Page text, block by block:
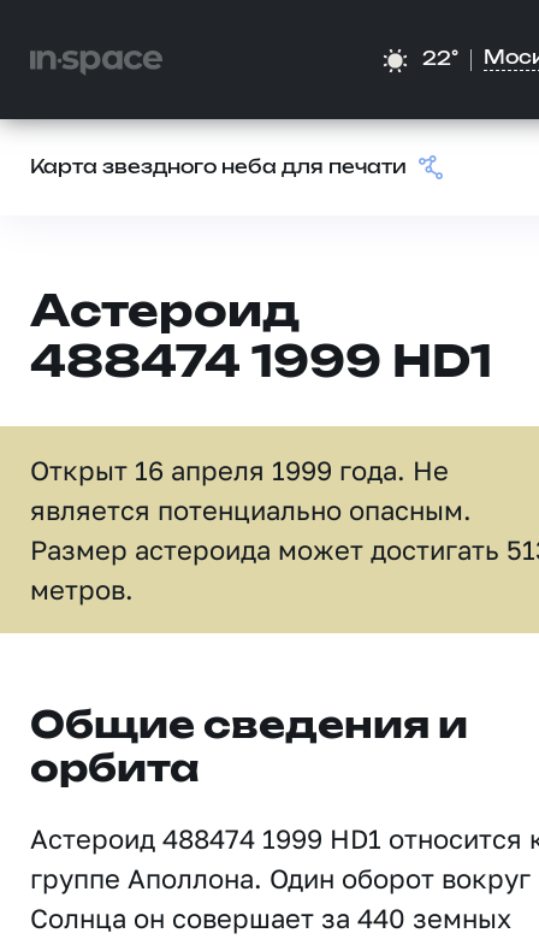
22°
Карта звездного неба для печати
Астероид
488474 1999 HD1
Открыт 16 апреля 1999 года. Не
является потенциально опасным.
Размер астероида может достигать
метров.
Общие сведения и
орбита
Астероид 488474 1999 HD1 относится
группе Аполлона. Один оборот вокруг
Солнца он совершает за 440 земных